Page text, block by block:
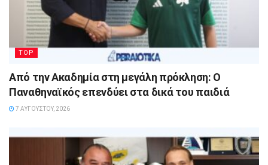
TOP
Από την Ακαδημία στη μεγάλη πρόκληση: Ο
Παναθηναϊκός επενδύει στα δικά του παιδιά
7 ΑΥΓΟΎΣΤΟΥ, 2026